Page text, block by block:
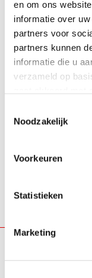
en om ons
informatie over
partners voor
partners kunnen
informatie die u
verzameld op
Noodzakelijk
Voorkeuren
Statistieken
Marketing